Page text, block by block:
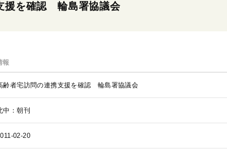
援を確認 輪島署協議会
報
齢者宅訪問の連携支援を確認 輪島署協議会
中：朝刊
02-20